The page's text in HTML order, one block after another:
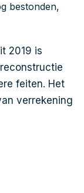
bestonden,
2019 is
feiten. Het
verrekening